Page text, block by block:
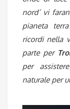
nord’ vi
pianeta
ricordi nella
parte per
per
naturale per